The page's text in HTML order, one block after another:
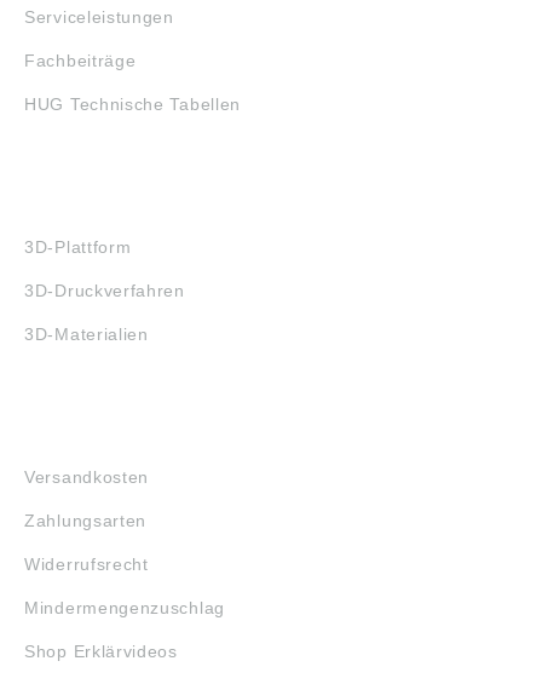
Serviceleistungen
Fachbeiträge
HUG Technische Tabellen
3D-Plattform
3D-Druckverfahren
3D-Materialien
Versandkosten
Zahlungsarten
Widerrufsrecht
Mindermengenzuschlag
Shop Erklärvideos